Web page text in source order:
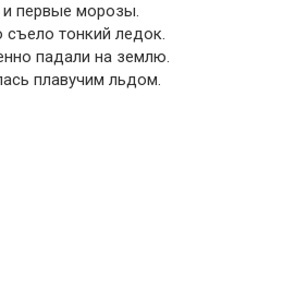
и первые морозы.
тонкий ледок.
падали на землю.
плавучим льдом.